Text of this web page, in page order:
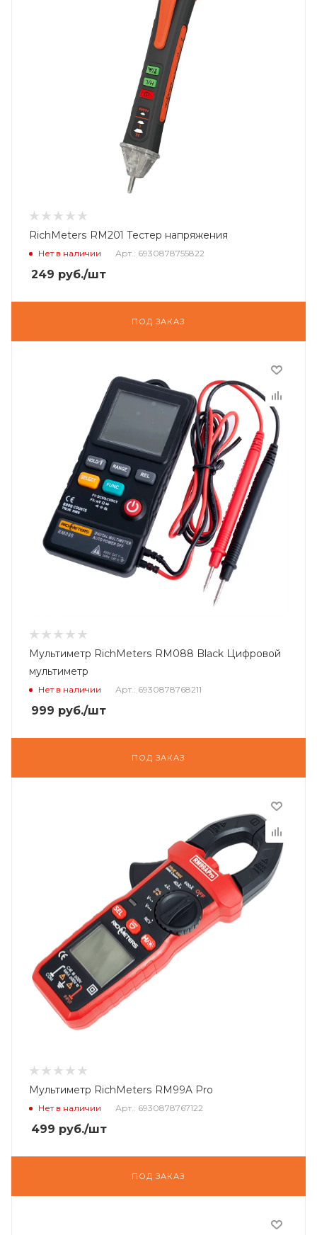
RichMeters RM201 Тестер напряжения
Нет в наличии Арт.: 6930878755822
249 руб./шт
ПОД ЗАКАЗ
Мультиметр RichMeters RM088 Black Цифровой
мультиметр
Нет в наличии Арт.: 6930878768211
999 руб./шт
ПОД ЗАКАЗ
Мультиметр RichMeters RM99A Pro
Нет в наличии Арт.: 6930878767122
499 руб./шт
ПОД ЗАКАЗ